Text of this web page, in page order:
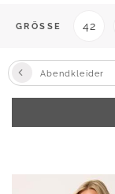
GRÖSSE 42
Abendkleider